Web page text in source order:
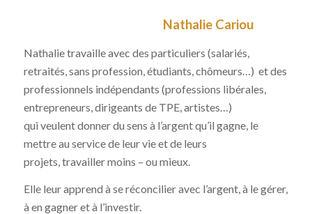
Nathalie Cariou
Nathalie travaille avec des particuliers (salariés,
retraités, sans profession, étudiants, chômeurs…) et des
professionnels indépendants (professions libérales,
entrepreneurs, dirigeants de TPE, artistes…)
qui veulent donner du sens à l’argent qu’il gagne, le
mettre au service de leur vie et de leurs
projets, travailler moins – ou mieux.
Elle leur apprend à se réconcilier avec l’argent, à le gérer,
à en gagner et à l’investir.